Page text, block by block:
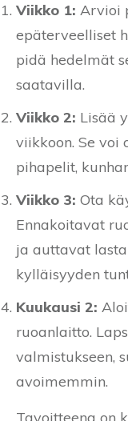
Viikko 1: Arvioi
epäterveelliset
pidä hedelmät
saatavilla.
Viikko 2: Lisää
viikkoon. Se voi
pihapelit,
Viikko 3: Ota
Ennakoitavat
ja auttavat
kylläisyyden
Kuukausi 2:
ruoanlaitto.
valmistukseen,
avoimemmin.